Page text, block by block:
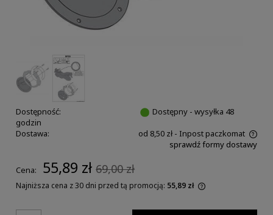
Dostępność:
Dostępny - wysyłka 48
godzin
Dostawa:
od 8,50 zł - Inpost paczkomat
sprawdź formy dostawy
Cena: 55,89 zł 69,00 zł
Najniższa cena z 30 dni przed tą promocją: 55,89 zł